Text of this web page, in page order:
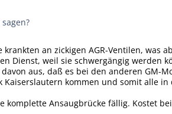
an zickigen AGR-Ventilen, was
Dienst, weil sie schwergängig werden
aus, daß es bei den anderen GM-
kommen und somit alle
Ansaugbrücke fällig. Kostet